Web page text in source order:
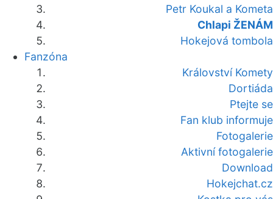
Petr Koukal a Kometa
Chlapi ŽENÁM
Hokejová tombola
Fanzóna
Království Komety
Dortiáda
Ptejte se
Fan klub informuje
Fotogalerie
Aktivní fotogalerie
Download
Hokejchat.cz